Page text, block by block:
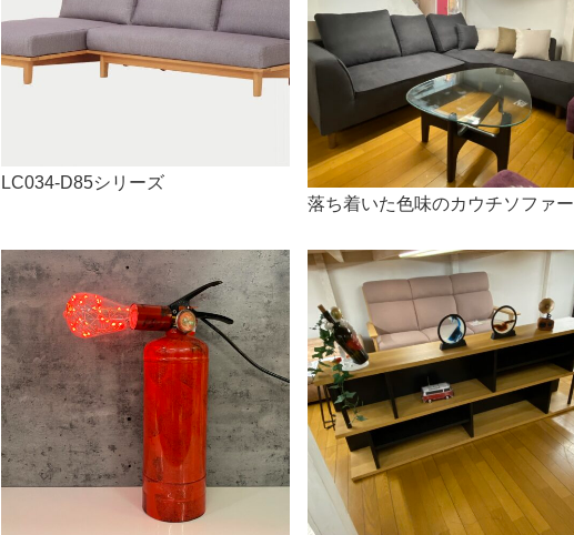
LC034-D85シリーズ
落ち着いた色味のカウチソファー